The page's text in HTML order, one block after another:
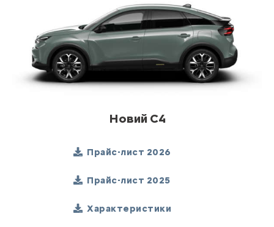
Новий C4
Прайс-лист 2026
Прайс-лист 2025
Характеристики